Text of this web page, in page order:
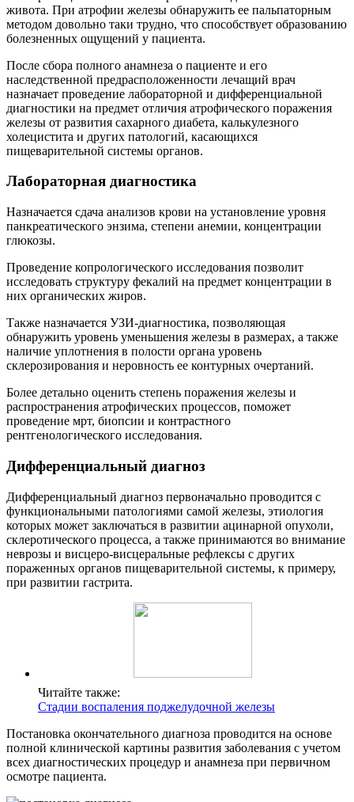
живота. При атрофии железы обнаружить ее пальпаторным
методом довольно таки трудно, что способствует образованию
болезненных ощущений у пациента.
После сбора полного анамнеза о пациенте и его
наследственной предрасположенности лечащий врач
назначает проведение лабораторной и дифференциальной
диагностики на предмет отличия атрофического поражения
железы от развития сахарного диабета, калькулезного
холецистита и других патологий, касающихся
пищеварительной системы органов.
Лабораторная диагностика
Назначается сдача анализов крови на установление уровня
панкреатического энзима, степени анемии, концентрации
глюкозы.
Проведение копрологического исследования позволит
исследовать структуру фекалий на предмет концентрации в
них органических жиров.
Также назначается УЗИ-диагностика, позволяющая
обнаружить уровень уменьшения железы в размерах, а также
наличие уплотнения в полости органа уровень
склерозирования и неровность ее контурных очертаний.
Более детально оценить степень поражения железы и
распространения атрофических процессов, поможет
проведение мрт, биопсии и контрастного
рентгенологического исследования.
Дифференциальный диагноз
Дифференциальный диагноз первоначально проводится с
функциональными патологиями самой железы, этиология
которых может заключаться в развитии ацинарной опухоли,
склеротического процесса, а также принимаются во внимание
неврозы и висцеро-висцеральные рефлексы с других
пораженных органов пищеварительной системы, к примеру,
при развитии гастрита.
Читайте также:
Стадии воспаления поджелудочной железы
Постановка окончательного диагноза проводится на основе
полной клинической картины развития заболевания с учетом
всех диагностических процедур и анамнеза при первичном
осмотре пациента.